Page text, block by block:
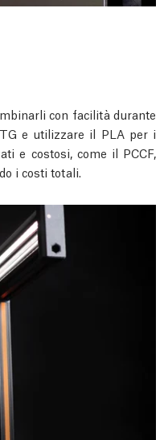
con facilità durante
e utilizzare il PLA per i
e costosi, come il PCCF,
i costi totali.